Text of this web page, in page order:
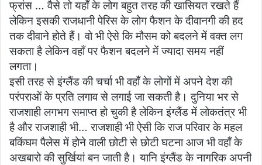
फ्रांस … वैसे तो यहाँ के लोग बहुत तरह की खासियत रखते हैं
लेकिन इसकी राजधानी पेरिस के लोग फैशन के दीवानगी की हद
तक दीवाने होते हैं। वो भी ऐसे कि मौसम को बदलने में वक्त लग
सकता है लेकिन वहाँ पर फैशन बदलने में ज्यादा समय नहीं
लगता।
इसी तरह से इंग्लैंड की चर्चा भी वहाँ के लोगों में अपने देश की
परंपराओं के प्रति लगाव से लगाई जा सकती है। दुनिया भर से
राजशाही लगभग समाप्त हो चुकी है लेकिन इंग्लैंड में लोकतंत्र भी
है और राजशाही भी… राजशाही भी ऐसी कि राज परिवार के महल
बकिंघम पैलेस में होने वाली छोटी से छोटी घटना आज भी वहाँ के
अखबारो की सुर्खियां बन जाती है। यानि इंग्लैंड के नागरिक अपनी